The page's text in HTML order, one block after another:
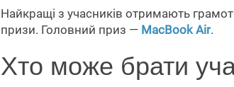
Найкращі з учасників отримають
призи. Головний приз — MacBook Air.
Хто може брати